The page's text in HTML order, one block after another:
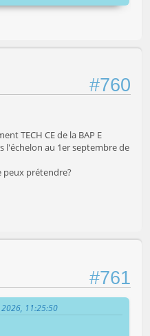
#760
TECH CE de la BAP E
l'échelon au 1er septembre de
peux prétendre?
#761
2026, 11:25:50